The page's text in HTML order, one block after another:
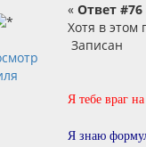
« Ответ #76
Хотя в этом
Записан
Я тебе враг
Я знаю